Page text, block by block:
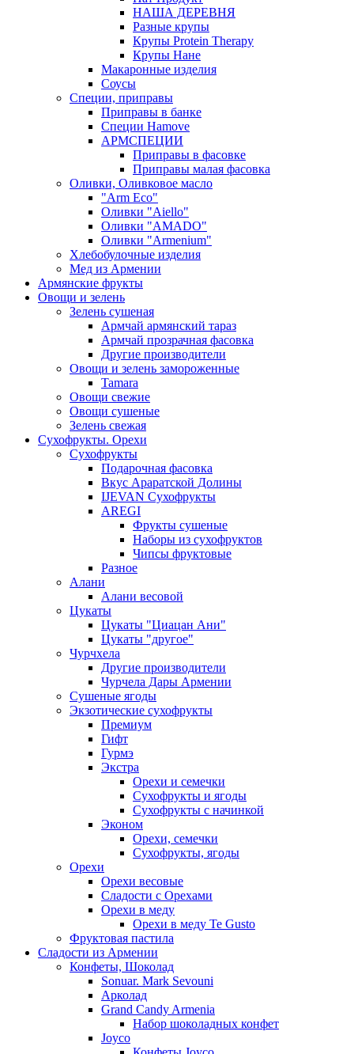
НАША ДЕРЕВНЯ
Разные крупы
Крупы Protein Therapy
Крупы Нане
Макаронные изделия
Соусы
Специи, приправы
Приправы в банке
Специи Hamove
АРМСПЕЦИИ
Приправы в фасовке
Приправы малая фасовка
Оливки, Оливковое масло
"Arm Eco"
Оливки "Aiello"
Оливки "AMADO"
Оливки "Armenium"
Хлебобулочные изделия
Мед из Армении
Армянские фрукты
Овощи и зелень
Зелень сушеная
Армчай армянский тараз
Армчай прозрачная фасовка
Другие производители
Овощи и зелень замороженные
Tamara
Овощи свежие
Овощи сушеные
Зелень свежая
Сухофрукты. Орехи
Сухофрукты
Подарочная фасовка
Вкус Араратской Долины
IJEVAN Сухофрукты
AREGI
Фрукты сушеные
Наборы из сухофруктов
Чипсы фруктовые
Разное
Алани
Алани весовой
Цукаты
Цукаты "Циацан Ани"
Цукаты "другое"
Чурчхела
Другие производители
Чурчела Дары Армении
Сушеные ягоды
Экзотические сухофрукты
Премиум
Гифт
Гурмэ
Экстра
Орехи и семечки
Сухофрукты и ягоды
Сухофрукты с начинкой
Эконом
Орехи, семечки
Сухофрукты, ягоды
Орехи
Орехи весовые
Сладости с Орехами
Орехи в меду
Орехи в меду Te Gusto
Фруктовая пастила
Сладости из Армении
Конфеты, Шоколад
Sonuar. Mark Sevouni
Арколад
Grand Candy Armenia
Набор шоколадных конфет
Joyco